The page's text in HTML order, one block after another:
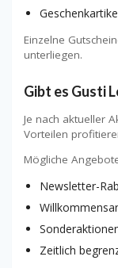
Einzelne
unterliegen.
Gibt es Gusti
Je nach aktueller
Vorteilen
Mögliche
Newsletter-
Zeitlich